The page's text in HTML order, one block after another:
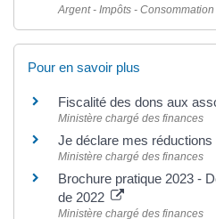
Argent - Impôts - Consommation
Pour en savoir plus
Fiscalité des dons aux
Ministère chargé des finances
Je déclare mes
Ministère chargé des finances
Brochure pratique 2023 -
de 2022
Ministère chargé des finances